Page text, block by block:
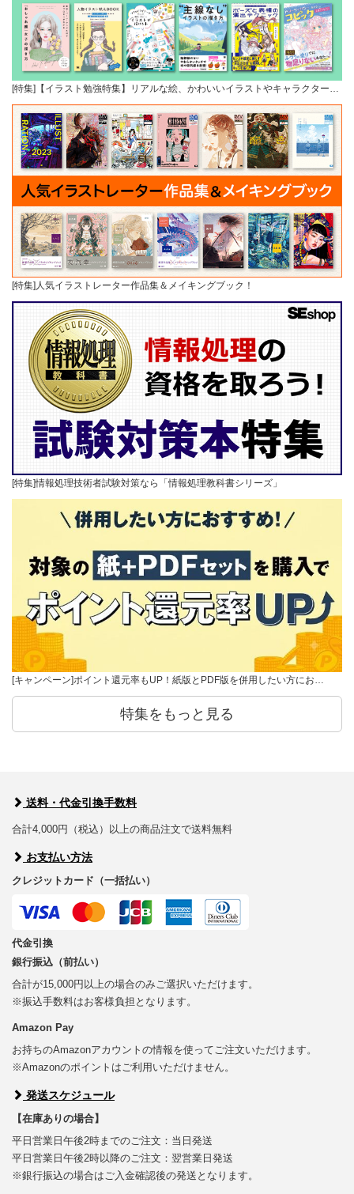
[特集]【イラスト勉強特集】リアルな絵、かわいいイラストやキャラクター…
[特集]人気イラストレーター作品集＆メイキングブック！
[特集]情報処理技術者試験対策なら「情報処理教科書シリーズ」
[キャンペーン]ポイント還元率もUP！紙版とPDF版を併用したい方にお…
特集をもっと見る
送料・代金引換手数料
合計4,000円（税込）以上の商品注文で送料無料
お支払い方法
クレジットカード（一括払い）
代金引換
銀行振込（前払い）
合計が15,000円以上の場合のみご選択いただけます。
※振込手数料はお客様負担となります。
Amazon Pay
お持ちのAmazonアカウントの情報を使ってご注文いただけます。
※Amazonのポイントはご利用いただけません。
発送スケジュール
【在庫ありの場合】
平日営業日午後2時までのご注文：当日発送
平日営業日午後2時以降のご注文：翌営業日発送
※銀行振込の場合はご入金確認後の発送となります。